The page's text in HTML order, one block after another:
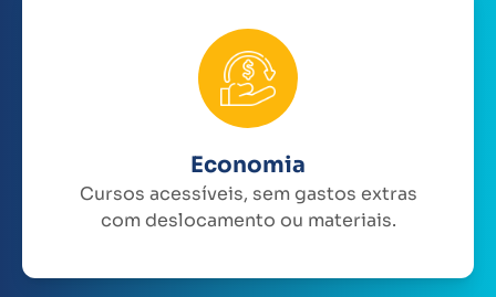
Economia
Cursos acessíveis, sem gastos extras
com deslocamento ou materiais.